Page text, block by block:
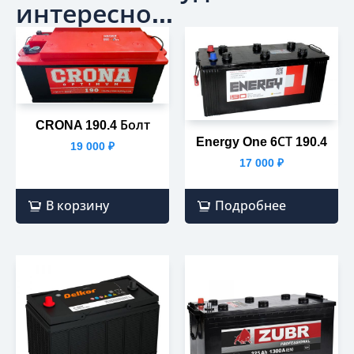
интересно...
CRONA 190.4 Болт
19 000 ₽
В корзину
Energy One 6СТ 190.4
17 000 ₽
Подробнее